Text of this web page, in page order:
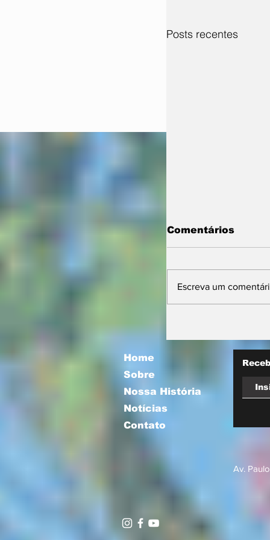
Posts recentes
com a
Comentários
Escreva um
Home
Sobre
Nossa História
Notícias
Contato
Av.